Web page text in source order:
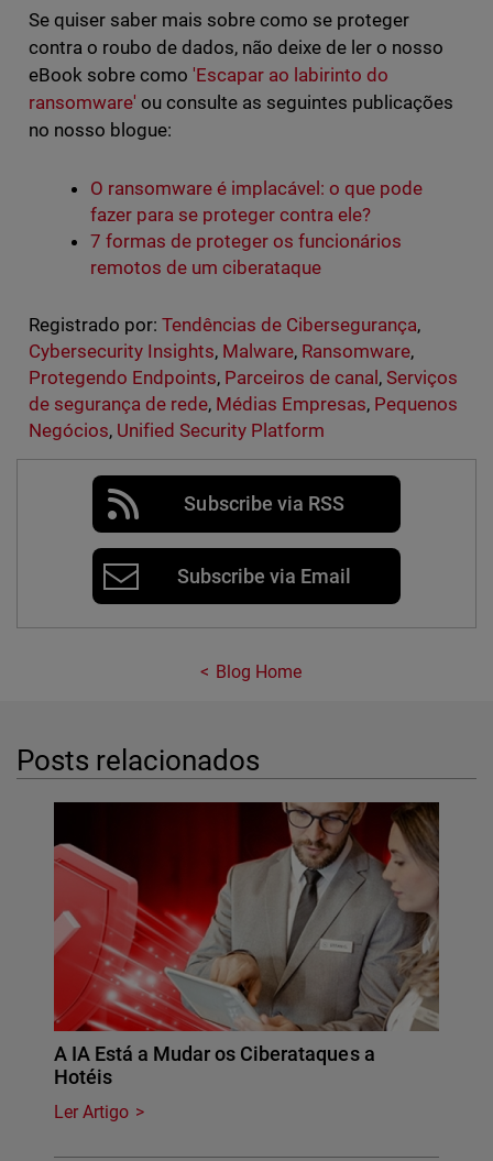
Se quiser saber mais sobre como se proteger
contra o roubo de dados, não deixe de ler o nosso
eBook sobre como 'Escapar ao labirinto do
ransomware' ou consulte as seguintes publicações
no nosso blogue:
O ransomware é implacável: o que pode
fazer para se proteger contra ele?
7 formas de proteger os funcionários
remotos de um ciberataque
Registrado por: Tendências de Cibersegurança,
Cybersecurity Insights, Malware, Ransomware,
Protegendo Endpoints, Parceiros de canal ,Serviços
de segurança de rede, Médias Empresas, Pequenos
Negócios, Unified Security Platform
Subscribe via RSS
Subscribe via Email
Blog Home
Posts relacionados
A IA Está a Mudar os Ciberataques a
Hotéis
Ler Artigo